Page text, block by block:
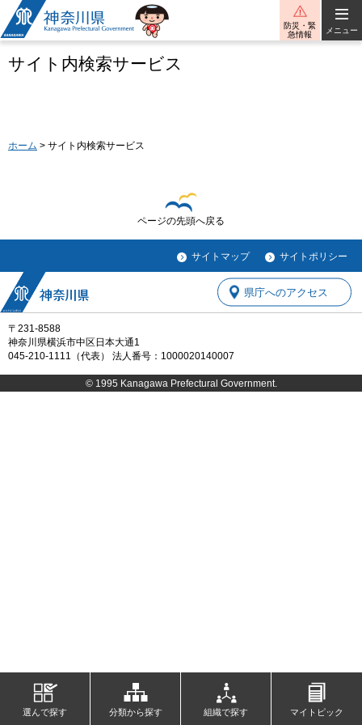
神奈川県
防災・緊
急情報
メニュー
サイト内検索サービス
ホーム > サイト内検索サービス
ページの先頭へ戻る
サイトマップ サイトポリシー
〒231-8588
神奈川県横浜市中区日本大通1
045-210-1111（代表） 法人番号：1000020140007
県庁へのアクセス
© 1995 Kanagawa Prefectural Government.
選んで探す 分類から探す 組織で探す マイトピック